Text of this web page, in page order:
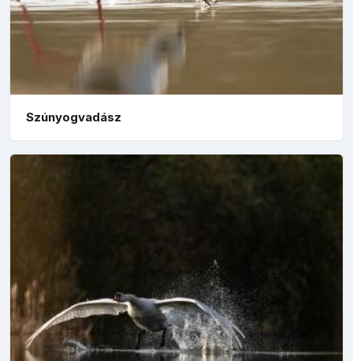
Szúnyogvadász